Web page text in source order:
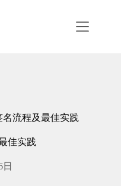
流程及最佳实践
佳实践